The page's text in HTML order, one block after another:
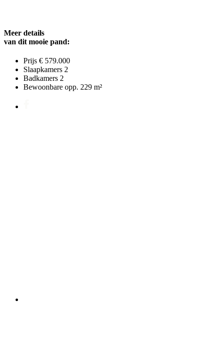
Meer details
van dit mooie pand:
Prijs € 579.000
Slaapkamers 2
Badkamers 2
Bewoonbare opp. 229 m²